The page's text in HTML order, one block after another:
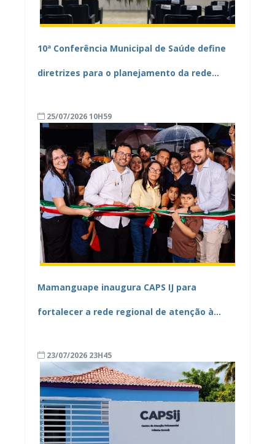
10ª Conferência Municipal de Saúde define
diretrizes para o planejamento da rede
25/07/2026 10H59
Mamanguape inaugura CAPS IJ para
fortalecer a rede regional de atenção à
23/07/2026 23H45